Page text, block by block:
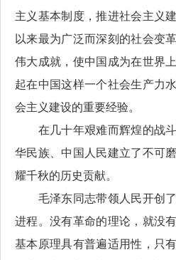
主义基本制度，推进社会主义
以来最为广泛而深刻的社会变
伟大成就，使中国成为在世界
起在中国这样一个社会生产力
会主义建设的重要经验。
在几十年艰难而辉煌的战斗
华民族、中国人民建立了不可
耀千秋的历史贡献。
毛泽东同志带领人民开创了
进程。没有革命的理论，就没
基本原理具有普遍适用性，只